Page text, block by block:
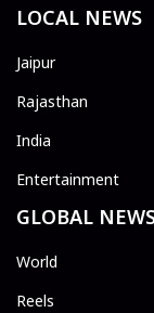
LOCAL NEWS
Jaipur
Rajasthan
India
Entertainment
GLOBAL
World
Reels